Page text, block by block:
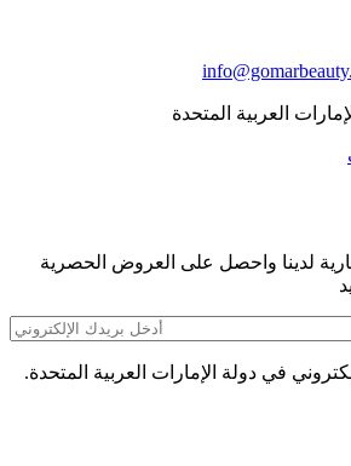
العربية المتحدة
لدينا واحصل على العروض الحصرية
الإلكتروني في دولة الإمارات العربية المتحدة.